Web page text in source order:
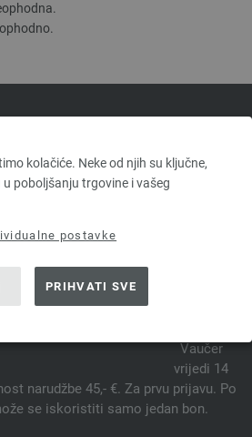
kolačiće. Neke od njih su ključne,
poboljšanju trgovine i vašeg
postavke
PRIHVATI SVE
VUNE
NEWSLETTER SADA I OSVOJITE
Vaučer
vrijedi 14
narudžbe 45,- €. Za prvu prijavu. Po
se iskoristiti samo jedan bon.